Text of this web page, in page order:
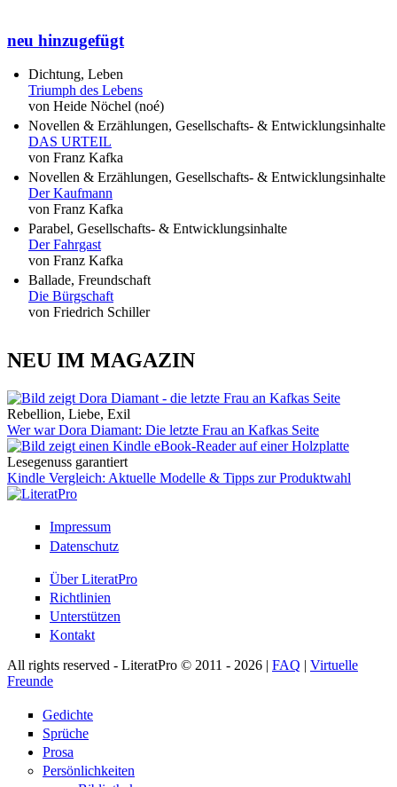
neu hinzugefügt
Dichtung, Leben
Triumph des Lebens
von Heide Nöchel (noé)
Novellen & Erzählungen, Gesellschafts- & Entwicklungsinhalte
DAS URTEIL
von Franz Kafka
Novellen & Erzählungen, Gesellschafts- & Entwicklungsinhalte
Der Kaufmann
von Franz Kafka
Parabel, Gesellschafts- & Entwicklungsinhalte
Der Fahrgast
von Franz Kafka
Ballade, Freundschaft
Die Bürgschaft
von Friedrich Schiller
NEU IM MAGAZIN
Rebellion, Liebe, Exil
Wer war Dora Diamant: Die letzte Frau an Kafkas Seite
Lesegenuss garantiert
Kindle Vergleich: Aktuelle Modelle & Tipps zur Produktwahl
Impressum
Datenschutz
Über LiteratPro
Richtlinien
Unterstützen
Kontakt
All rights reserved - LiteratPro © 2011 - 2026 | FAQ | Virtuelle
Freunde
Gedichte
Sprüche
Prosa
Persönlichkeiten